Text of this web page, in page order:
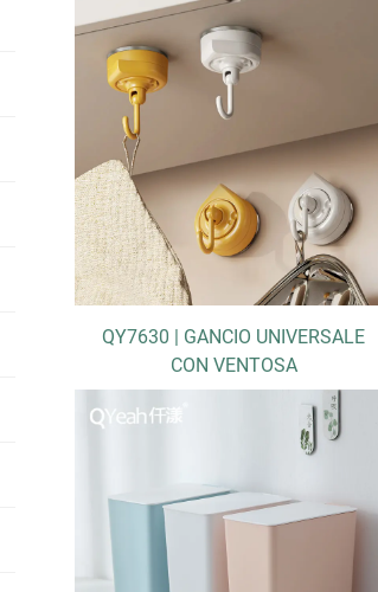
QY7630 | GANCIO UNIVERSALE
CON VENTOSA